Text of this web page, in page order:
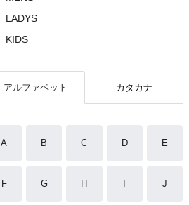
LADYS
KIDS
アルファベット カタカナ
A B C D E
F G H J